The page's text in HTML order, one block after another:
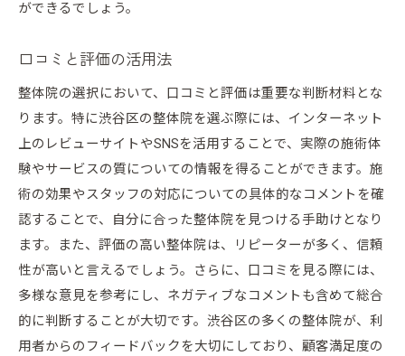
ができるでしょう。
口コミと評価の活用法
整体院の選択において、口コミと評価は重要な判断材料とな
ります。特に渋谷区の整体院を選ぶ際には、インターネット
上のレビューサイトやSNSを活用することで、実際の施術体
験やサービスの質についての情報を得ることができます。施
術の効果やスタッフの対応についての具体的なコメントを確
認することで、自分に合った整体院を見つける手助けとなり
ます。また、評価の高い整体院は、リピーターが多く、信頼
性が高いと言えるでしょう。さらに、口コミを見る際には、
多様な意見を参考にし、ネガティブなコメントも含めて総合
的に判断することが大切です。渋谷区の多くの整体院が、利
用者からのフィードバックを大切にしており、顧客満足度の